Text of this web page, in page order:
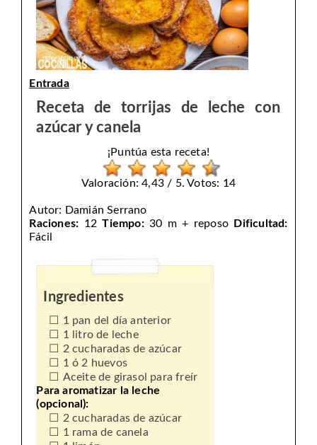
Entrada
Receta de torrijas de leche con
azúcar y canela
¡Puntúa esta receta!
Valoración: 4,43 / 5. Votos: 14
Autor: Damián Serrano
Raciones: 12 Tiempo: 30 m + reposo
Dificultad:
Fácil
Ingredientes
1 pan del día anterior
1 litro de leche
2 cucharadas de azúcar
1 ó 2 huevos
Aceite de girasol para freír
Para aromatizar la leche
(opcional):
2 cucharadas de azúcar
1 rama de canela